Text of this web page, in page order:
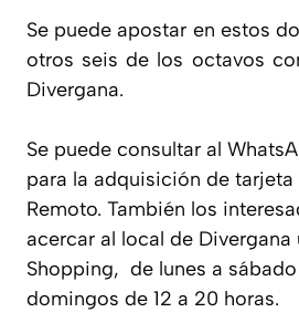
Se puede apostar en estos
otros seis de los octavos
Divergana.
Se puede consultar al
para la adquisición de tarjeta
Remoto. También los
acercar al local de Divergana
Shopping, de lunes a
domingos de 12 a 20 horas.